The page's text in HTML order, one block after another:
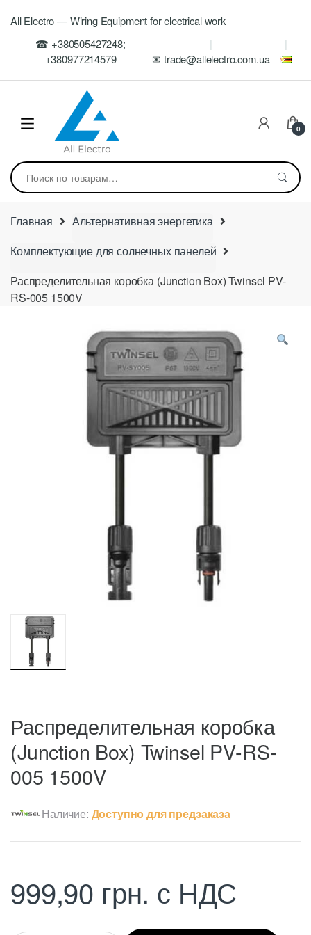
navigation
All Electro — Wiring Equipment for electrical work
☎ +380505427248;
+380977214579
✉ trade@allelectro.com.ua
0
Искать:
Главная
Альтернативная энергетика
Комплектующие для солнечных панелей
Распределительная коробка (Junction Box) Twinsel PV-
RS-005 1500V
Распределительная коробка
(Junction Box) Twinsel PV-RS-
005 1500V
Наличие: Доступно для предзаказа
999,90 грн. с НДС